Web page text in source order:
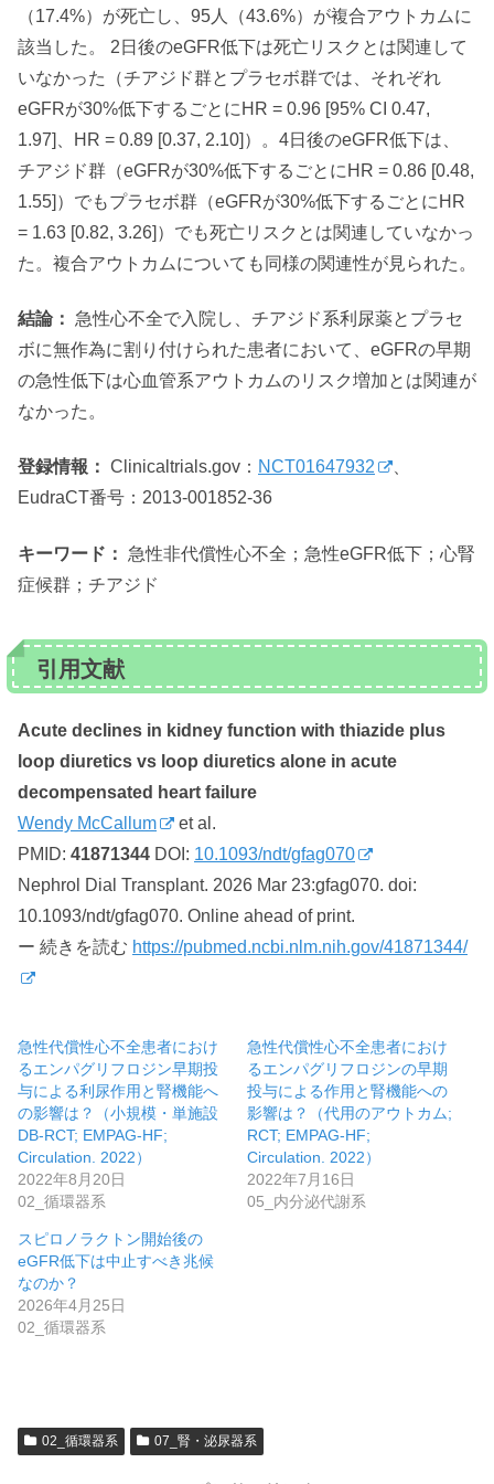
（17.4%）が死亡し、95人（43.6%）が複合アウトカムに
該当した。 2日後のeGFR低下は死亡リスクとは関連して
いなかった（チアジド群とプラセボ群では、それぞれ
eGFRが30%低下するごとにHR = 0.96 [95% CI 0.47,
1.97]、HR = 0.89 [0.37, 2.10]）。4日後のeGFR低下は、
チアジド群（eGFRが30%低下するごとにHR = 0.86 [0.48,
1.55]）でもプラセボ群（eGFRが30%低下するごとにHR
= 1.63 [0.82, 3.26]）でも死亡リスクとは関連していなかっ
た。複合アウトカムについても同様の関連性が見られた。
結論： 急性心不全で入院し、チアジド系利尿薬とプラセ
ボに無作為に割り付けられた患者において、eGFRの早期
の急性低下は心血管系アウトカムのリスク増加とは関連が
なかった。
登録情報： Clinicaltrials.gov： NCT01647932
EudraCT番号：2013-001852-36
キーワード： 急性非代償性心不全；急性eGFR低下；心腎
症候群；チアジド
引用文献
Acute declines in kidney function with thiazide plus
loop diuretics vs loop diuretics alone in acute
decompensated heart failure
Wendy McCallum
et al.
PMID: 41871344 DOI: 10.1093/ndt/gfag070
Nephrol Dial Transplant. 2026 Mar 23:gfag070. doi:
10.1093/ndt/gfag070. Online ahead of print.
ー 続きを読む https://pubmed.ncbi.nlm.nih.gov/41871344/
急性代償性心不全患者におけ
るエンパグリフロジン早期投
与による利尿作用と腎機能へ
の影響は？（小規模・単施設
DB-RCT; EMPAG-HF;
Circulation. 2022）
2022年8月20日
02_循環器系
急性代償性心不全患者におけ
るエンパグリフロジンの早期
投与による作用と腎機能への
影響は？（代用のアウトカム;
RCT; EMPAG-HF;
Circulation. 2022）
2022年7月16日
05_内分泌代謝系
スピロノラクトン開始後の
eGFR低下は中止すべき兆候
なのか？
2026年4月25日
02_循環器系
02_循環器系 07_腎・泌尿器系